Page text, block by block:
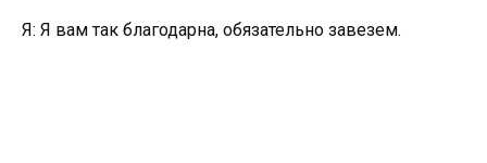
Я: Я вам так благодарна, обязательно завезем.